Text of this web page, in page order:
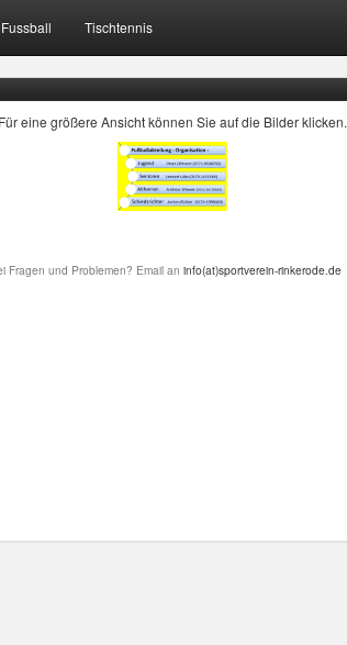
Fussball Tischtennis
Für eine größere Ansicht können Sie auf die Bilder klicken.
Fragen und Problemen? Email an info(at)sportverein-rinkerode.de